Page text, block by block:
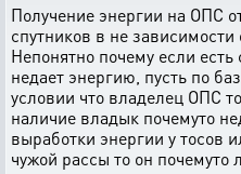
Получение энергии на ОПС
спутников в не
Непонятно почему если
недает энергию, пусть по
условии что владелец ОПС
наличие владык почемуто
выработки энергии у тосов
чужой рассы то он почемуто